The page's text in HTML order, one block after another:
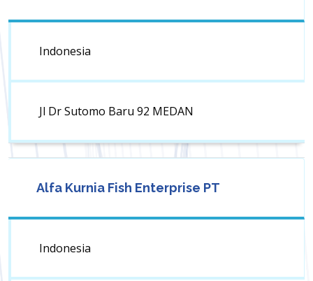
Indonesia
Jl Dr Sutomo Baru 92 MEDAN
Alfa Kurnia Fish Enterprise PT
Indonesia